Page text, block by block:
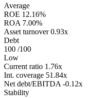
Average
ROE 12.16%
ROA 7.00%
Asset turnover 0.93x
Debt
100 /100
Low
Current ratio 1.76x
Int. coverage 51.84x
Net debt/EBITDA -0.12x
Stability